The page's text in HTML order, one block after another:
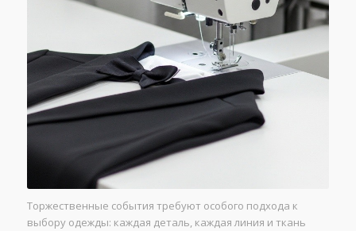
Торжественные события требуют особого подхода к
выбору одежды: каждая деталь, каждая линия и ткань